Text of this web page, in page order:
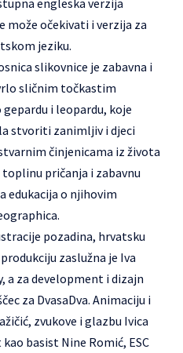
engleska verzija
može očekivati i verzija za
jeziku.
slikovnice je zabavna i
sličnim točkastim
i leopardu, koje
stvoriti zanimljiv i djeci
činjenicama iz života
toplinu pričanja i zabavnu
edukacija o njihovim
pozadina, hrvatsku
zaslužna je Iva
a za development i dizajn
za DvasaDva. Animaciju i
zvukove i glazbu Ivica
basist Nine Romić, ESC